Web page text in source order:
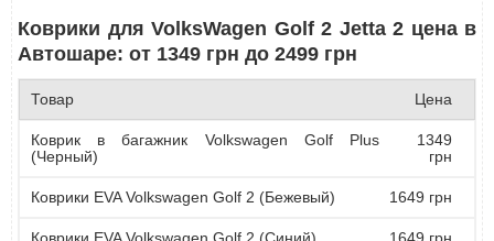
Коврики для VolksWagen Golf 2 Jetta 2 цена в
Автошаре: от 1349 грн до 2499 грн
Товар Цена
Коврик в багажник Volkswagen Golf Plus
(Черный)
1349
грн
Коврики EVA Volkswagen Golf 2 (Бежевый) 1649 грн